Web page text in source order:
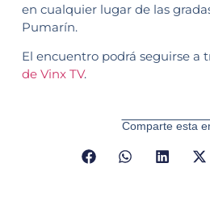
en cualquier lugar de las
Pumarín.
El encuentro podrá seguirse a
de Vinx TV.
Comparte esta